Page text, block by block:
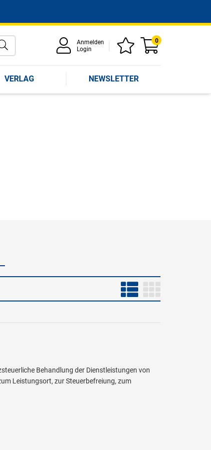
Anmelden
Login
0
VERLAG NEWSLETTER
Behandlung der Dienstleistungen von
Leistungsort, zur Steuerbefreiung, zum